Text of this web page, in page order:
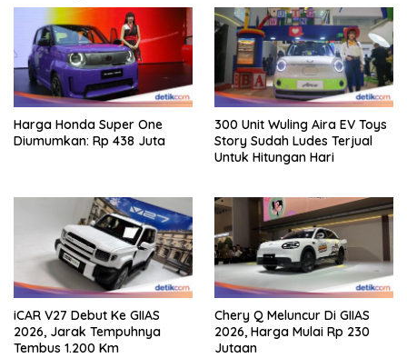
Harga Honda Super One
Diumumkan: Rp 438 Juta
300 Unit Wuling Aira EV Toys
Story Sudah Ludes Terjual
Untuk Hitungan Hari
iCAR V27 Debut Ke GIIAS
2026, Jarak Tempuhnya
Tembus 1.200 Km
Chery Q Meluncur Di GIIAS
2026, Harga Mulai Rp 230
Jutaan